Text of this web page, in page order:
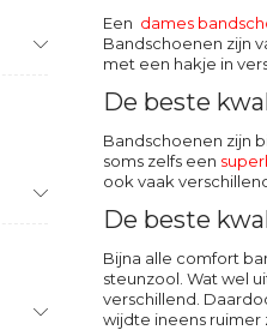
Een dames
Bandschoenen zijn
met een hakje in
De beste
Bandschoenen zijn
soms zelfs een
ook vaak
De beste
Bijna alle comfort
steunzool . Wat wel
verschillend.
wijdte ineens ruimer